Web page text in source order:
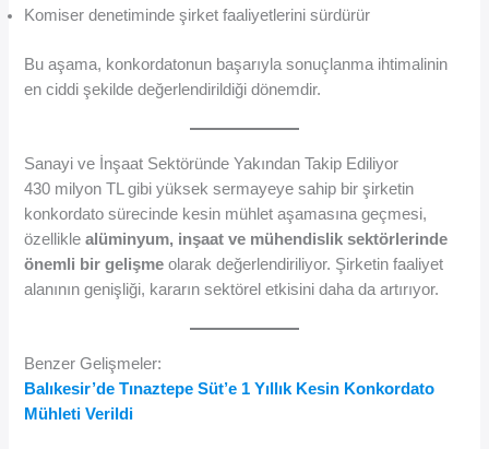
Komiser denetiminde şirket faaliyetlerini sürdürür
Bu aşama, konkordatonun başarıyla sonuçlanma ihtimalinin
en ciddi şekilde değerlendirildiği dönemdir.
Sanayi ve İnşaat Sektöründe Yakından Takip Ediliyor
430 milyon TL gibi yüksek sermayeye sahip bir şirketin
konkordato sürecinde kesin mühlet aşamasına geçmesi,
özelliklealüminyum, inşaat ve mühendislik sektörlerinde
önemli bir gelişme olarak değerlendiriliyor. Şirketin faaliyet
alanının genişliği, kararın sektörel etkisini daha da artırıyor.
Benzer Gelişmeler:
Balıkesir’de Tınaztepe Süt’e 1 Yıllık Kesin Konkordato
Mühleti Verildi